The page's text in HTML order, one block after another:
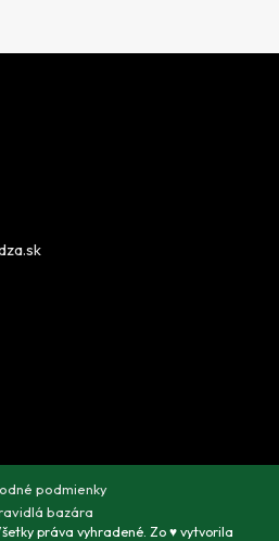
práva vyhradené. Zo ♥ vytvorila
podmienky
bazára